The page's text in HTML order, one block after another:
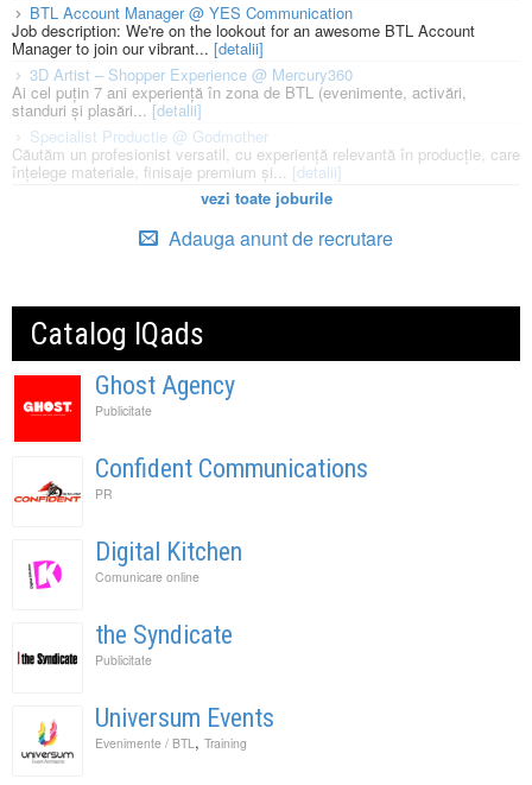
BTL Account Manager @ YES Communication
Job description: We're on the lookout for an awesome BTL Account
Manager to join our vibrant... [detalii]
3D Artist – Shopper Experience @ Mercury360
Ai cel puțin 7 ani experiență în zona de BTL (evenimente, activări,
standuri și plasări... [detalii]
Specialist Productie @ Godmother
Căutăm un profesionist versatil, cu experiență relevantă în producție, care
înțelege materiale, finisaje premium și... [detalii]
vezi toate joburile
Adauga anunt de recrutare
Catalog IQads
Ghost Agency
Publicitate
Confident Communications
PR
Digital Kitchen
Comunicare online
the Syndicate
Publicitate
Universum Events
Evenimente / BTL, Training